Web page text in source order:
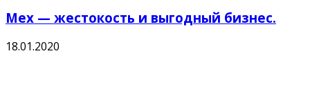
Мех — жестокость и выгодный бизнес.
18.01.2020